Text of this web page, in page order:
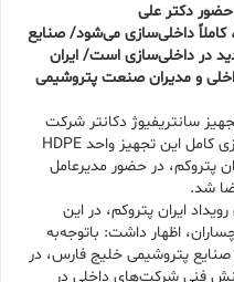
حضور دکتر علی
عسکریسانتریفیوژ دکانتر واحد HDPE ، کاملاً داخلی‌سازی می‌شود/ صنایع
در داخلی‌سازی است/ ایران
و مدیران صنعت پتروشیمی
سانتریفیوژ دکانتر شرکت
صنایع پلیمر گچساران باهدف داخلی‌سازی کامل این تجهیز واحد HDPE
پتروکم، در حضور مدیرعامل
شد.
ایران پتروکم، در این
اظهار داشت: باتوجه‌به
پتروشیمی خلیج فارس، در
فنی شرکت‌های داخلی در